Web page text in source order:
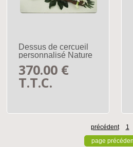
Dessus de cercueil
personnalisé Nature
370.00 €
T.T.C.
précédent 1